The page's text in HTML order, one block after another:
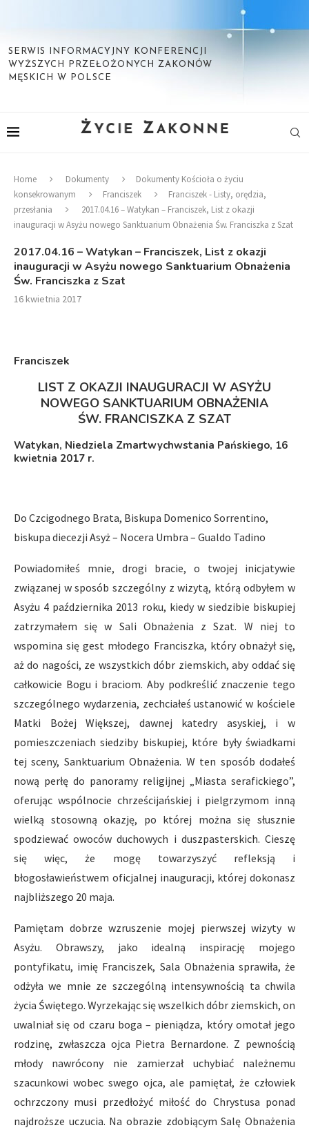
SERWIS INFORMACYJNY KONFERENCJI
WYŻSZYCH PRZEŁOŻONYCH ZAKONÓW
MĘSKICH W POLSCE
Home Dokumenty
Dokumenty Kościoła o życiu
konsekrowanym
Franciszek
Franciszek - Listy, orędzia,
przesłania
2017.04.16 – Watykan – Franciszek, List z okazji
inauguracji w Asyżu nowego Sanktuarium Obnażenia Św. Franciszka z Szat
2017.04.16 – Watykan – Franciszek, List z okazji
inauguracji w Asyżu nowego Sanktuarium Obnażenia
Św. Franciszka z Szat
16 kwietnia 2017
Franciszek
LIST Z OKAZJI INAUGURACJI W ASYŻU
NOWEGO SANKTUARIUM OBNAŻENIA
ŚW. FRANCISZKA Z SZAT
Watykan, Niedziela Zmartwychwstania Pańskiego, 16
kwietnia 2017 r.
Do Czcigodnego Brata, Biskupa Domenico Sorrentino,
biskupa diecezji Asyż – Nocera Umbra – Gualdo Tadino
Powiadomiłeś mnie, drogi bracie, o twojej inicjatywie
związanej w sposób szczególny z wizytą, którą odbyłem w
Asyżu 4 października 2013 roku, kiedy w siedzibie biskupiej
zatrzymałem się w Sali Obnażenia z Szat. W niej to
wspomina się gest młodego Franciszka, który obnażył się,
aż do nagości, ze wszystkich dóbr ziemskich, aby oddać się
całkowicie Bogu i braciom. Aby podkreślić znaczenie tego
szczególnego wydarzenia, zechciałeś ustanowić w kościele
Matki Bożej Większej, dawnej katedry asyskiej, i w
pomieszczeniach siedziby biskupiej, które były świadkami
tej sceny, Sanktuarium Obnażenia. W ten sposób dodałeś
nową perłę do panoramy religijnej „Miasta serafickiego”,
oferując wspólnocie chrześcijańskiej i pielgrzymom inną
wielką stosowną okazję, po której można się słusznie
spodziewać owoców duchowych i duszpasterskich. Cieszę
się więc, że mogę towarzyszyć refleksją i
błogosławieństwem oficjalnej inauguracji, której dokonasz
najbliższego 20 maja.
Pamiętam dobrze wzruszenie mojej pierwszej wizyty w
Asyżu. Obrawszy, jako idealną inspirację mojego
pontyfikatu, imię Franciszek, Sala Obnażenia sprawiła, że
odżyła we mnie ze szczególną intensywnością ta chwila
życia Świętego. Wyrzekając się wszelkich dóbr ziemskich, on
uwalniał się od czaru boga – pieniądza, który omotał jego
rodzinę, zwłaszcza ojca Pietra Bernardone. Z pewnością
młody nawrócony nie zamierzał uchybiać należnemu
szacunkowi wobec swego ojca, ale pamiętał, że człowiek
ochrzczony musi przedłożyć miłość do Chrystusa ponad
najdroższe uczucia. Na obrazie zdobiącym Salę Obnażenia